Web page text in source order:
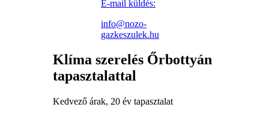
E-mail küldés:
info@nozo-
gazkeszulek.hu
Klíma szerelés Őrbottyán
tapasztalattal
Kedvező árak, 20 év tapasztalat